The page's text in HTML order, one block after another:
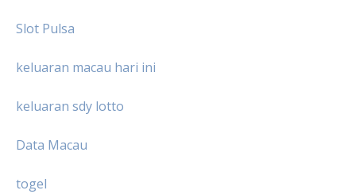
Slot Pulsa
keluaran macau hari ini
keluaran sdy lotto
Data Macau
togel